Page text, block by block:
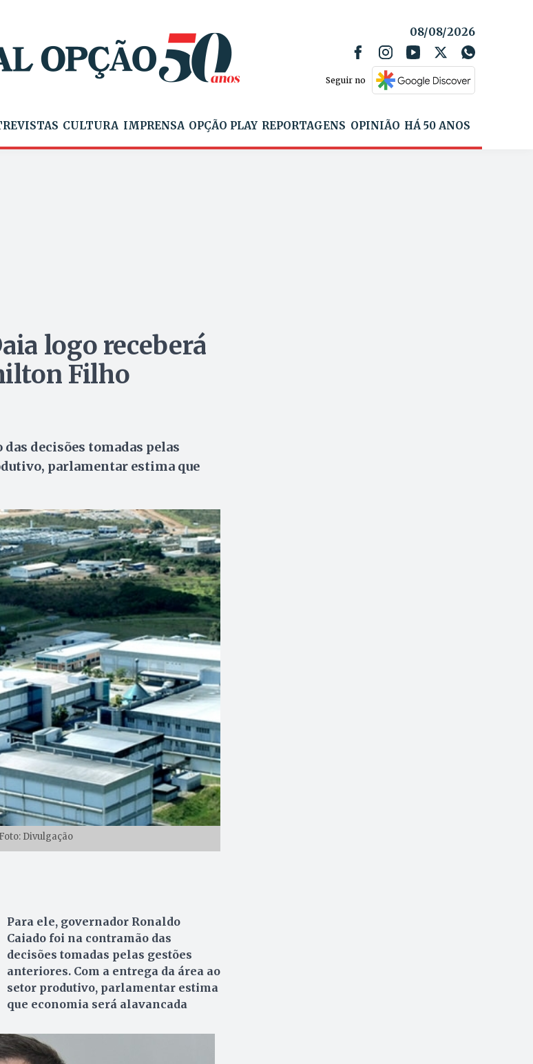
08/08/2026
Seguir no
CULTURA IMPRENSA OPÇÃO PLAY REPORTAGENS OPINIÃO HÁ 50 ANOS
logo receberá
Filho
decisões tomadas pelas
parlamentar estima que
Divulgação
Para ele, governador Ronaldo
Caiado foi na contramão das
decisões tomadas pelas gestões
anteriores. Com a entrega da área ao
setor produtivo, parlamentar estima
que economia será alavancada